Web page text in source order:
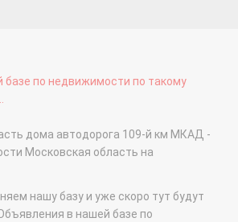
по недвижимости по такому
дома автодорога 109-й км МКАД -
Московская область на
нашу базу и уже скоро тут будут
в нашей базе по